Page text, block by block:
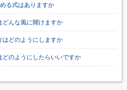
る式はありますか
どんな風に開けますか
はどのようにしますか
のようにしたらいいですか